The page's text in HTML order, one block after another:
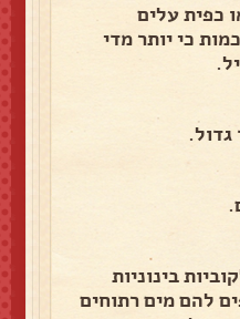
כפית עלים
כי יותר מדי
בינוניות
להם מים רתוחים